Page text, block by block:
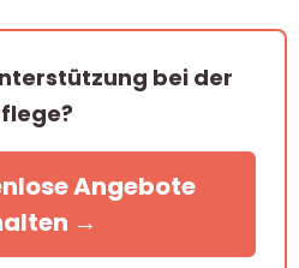
bei der
Angebote
→